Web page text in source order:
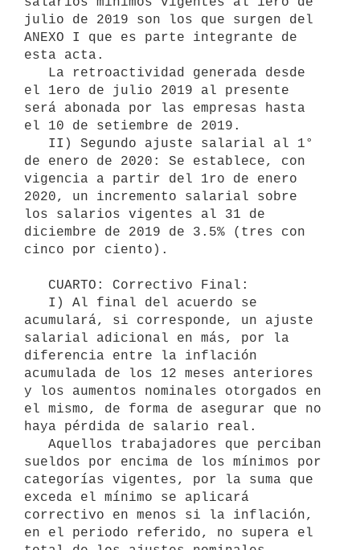
julio de 2019 son los que surgen del
ANEXO I que es parte integrante de
esta acta.
el 1ero de julio 2019 al presente
será abonada por las empresas hasta
el 10 de setiembre de 2019.
de enero de 2020: Se establece, con
vigencia a partir del 1ro de enero
2020, un incremento salarial sobre
los salarios vigentes al 31 de
diciembre de 2019 de 3.5% (tres con
cinco por ciento).
acumulará, si corresponde, un ajuste
salarial adicional en más, por la
diferencia entre la inflación
acumulada de los 12 meses anteriores
y los aumentos nominales otorgados en
el mismo, de forma de asegurar que no
haya pérdida de salario real.
sueldos por encima de los mínimos por
categorías vigentes, por la suma que
exceda el mínimo se aplicará
correctivo en menos si la inflación,
en el periodo referido, no supera el